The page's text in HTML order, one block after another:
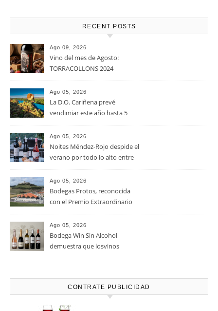
RECENT POSTS
Ago 09, 2026
Vino del mes de Agosto:
TORRACOLLONS 2024
Ago 05, 2026
La D.O. Cariñena prevé
vendimiar este año hasta 5
que en 2025
Ago 05, 2026
Noites Méndez-Rojo despide el
verano por todo lo alto entre
Ago 05, 2026
Bodegas Protos, reconocida
con el Premio Extraordinario
casi un siglo de excelencia
vitivinícola
Ago 05, 2026
Bodega Win Sin Alcohol
demuestra que losvinos
en el viñedo
CONTRATE PUBLICIDAD